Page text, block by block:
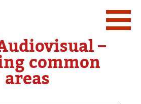
–
common
areas